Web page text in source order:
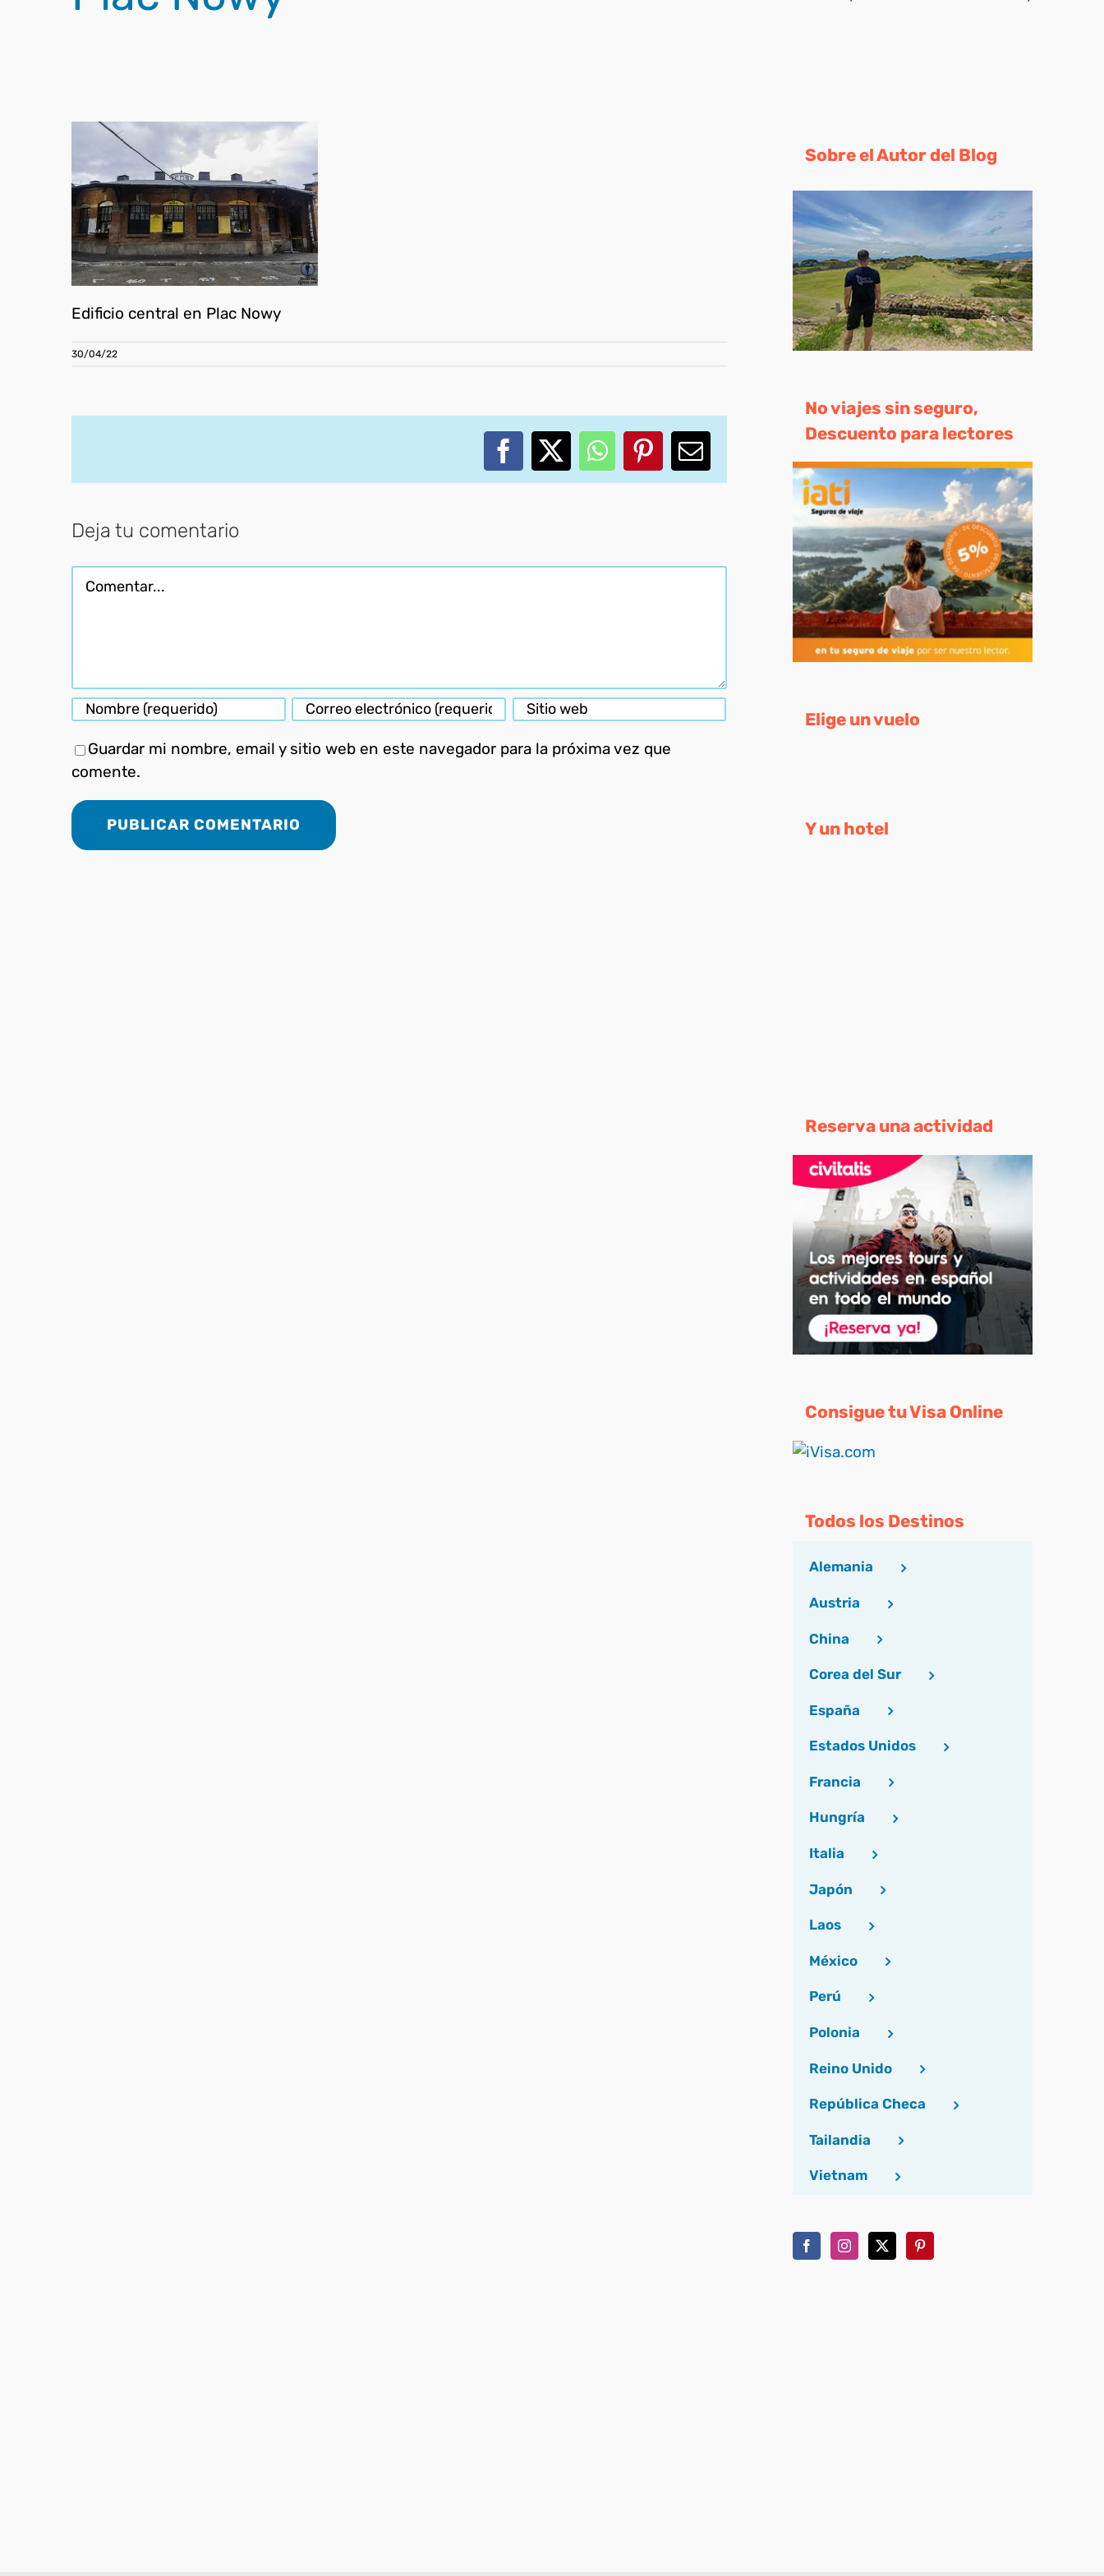
Edificio central en Plac Nowy
30/04/22
Facebook
X WhatsApp
PinterestCorreo
electrónico
Deja tu comentario
Comentar
Guardar mi nombre, email y sitio web en este navegador para la próxima vez que
comente.
Sobre el Autor del Blog
No viajes sin seguro,
Descuento para lectores
Elige un vuelo
Y un hotel
Reserva una actividad
Consigue tu Visa Online
Todos los Destinos
Alemania
Austria
China
Corea del Sur
España
Estados Unidos
Francia
Hungría
Italia
Japón
Laos
México
Perú
Polonia
Reino Unido
República Checa
Tailandia
Vietnam